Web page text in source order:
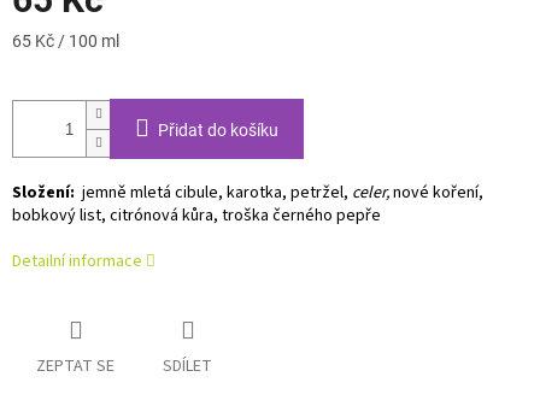
Měrná
65 Kč / 100 ml
Přidat do košíku
Složení: jemně mletá cibule, karotka, petržel, celer,nové koření,
bobkový list, citrónová kůra, troška černého pepře
Detailní informace
ZEPTAT SE SDÍLET